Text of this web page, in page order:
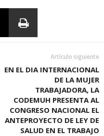
Artículo siguiente
EN EL DIA INTERNACIONAL
DE LA MUJER
TRABAJADORA, LA
CODEMUH PRESENTA AL
CONGRESO NACIONAL EL
ANTEPROYECTO DE LEY DE
SALUD EN EL TRABAJO